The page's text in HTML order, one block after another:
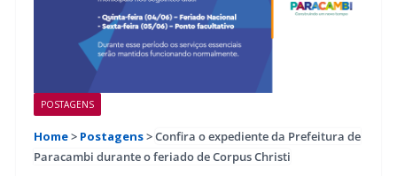
POSTAGENS
Home> Postagens>Confira o expediente da Prefeitura de
Paracambi durante o feriado de Corpus Christi